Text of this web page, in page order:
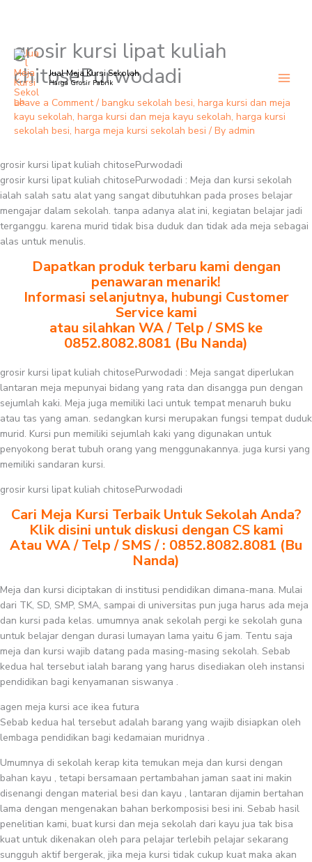
Skip
content
Jual Meja Kursi Sekolah
Harga Grosir Pabrik
grosir kursi lipat kuliah
chitosePurwodadi
Leave a Comment / bangku sekolah besi, harga kursi dan meja
kayu sekolah, harga kursi dan meja kayu sekolah, harga kursi
sekolah besi, harga meja kursi sekolah besi / By admin
grosir kursi lipat kuliah chitosePurwodadi
grosir kursi lipat kuliah chitosePurwodadi : Meja dan kursi sekolah
ialah salah satu alat yang sangat dibutuhkan pada proses belajar
mengajar dalam sekolah. tanpa adanya alat ini, kegiatan belajar jadi
terganggu. karena murid tidak bisa duduk dan tidak ada meja sebagai
alas untuk menulis.
Dapatkan produk terbaru kami dengan
penawaran menarik!
Informasi selanjutnya, hubungi Customer
Service kami
atau silahkan WA / Telp / SMS ke
0852.8082.8081 (Bu Nanda)
grosir kursi lipat kuliah chitosePurwodadi : Meja sangat diperlukan
lantaran meja mepunyai bidang yang rata dan disangga pun dengan
sejumlah kaki. Meja juga memiliki laci untuk tempat menaruh buku
atau tas yang aman. sedangkan kursi merupakan fungsi tempat duduk
murid. Kursi pun memiliki sejumlah kaki yang digunakan untuk
penyokong berat tubuh orang yang menggunakannya. juga kursi yang
memiliki sandaran kursi.
grosir kursi lipat kuliah chitosePurwodadi
Cari Meja Kursi Terbaik Untuk Sekolah Anda?
Klik disini untuk diskusi dengan CS kami
Atau WA / Telp / SMS / : 0852.8082.8081 (Bu
Nanda)
Meja dan kursi diciptakan di institusi pendidikan dimana-mana. Mulai
dari TK, SD, SMP, SMA, sampai di universitas pun juga harus ada meja
dan kursi pada kelas. umumnya anak sekolah pergi ke sekolah guna
untuk belajar dengan durasi lumayan lama yaitu 6 jam. Tentu saja
meja dan kursi wajib datang pada masing-masing sekolah. Sebab
kedua hal tersebut ialah barang yang harus disediakan oleh instansi
pendidikan bagi kenyamanan siswanya .
agen meja kursi ace ikea futura
Sebab kedua hal tersebut adalah barang yang wajib disiapkan oleh
lembaga pendidikan bagi kedamaian muridnya .
Umumnya di sekolah kerap kita temukan meja dan kursi dengan
bahan kayu , tetapi bersamaan pertambahan jaman saat ini makin
disenangi dengan material besi dan kayu , lantaran dijamin bertahan
lama dengan mengenakan bahan berkomposisi besi ini. Sebab hasil
penelitian kami, buat kursi dan meja sekolah dari kayu jua tak bisa
kuat untuk dikenakan oleh para pelajar terlebih pelajar sekarang
sungguh aktif bergerak, jika meja kursi tidak cukup kuat maka akan